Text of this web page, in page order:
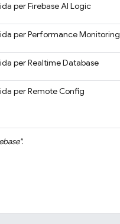
perFirebase AI Logic
perPerformance Monitoring
perRealtime Database
perRemote Config
".